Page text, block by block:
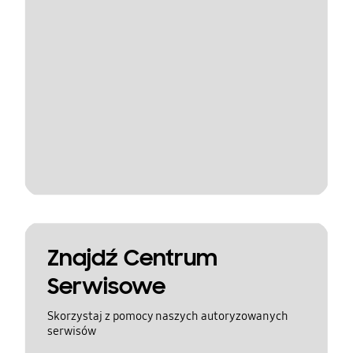
Znajdź Centrum
Serwisowe
Skorzystaj z pomocy naszych autoryzowanych
serwisów